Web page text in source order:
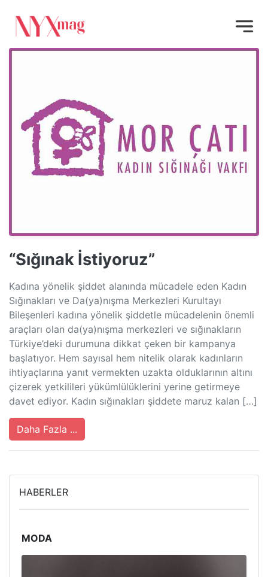
“Sığınak İstiyoruz”
Kadına yönelik şiddet alanında mücadele eden Kadın
Sığınakları ve Da(ya)nışma Merkezleri Kurultayı
Bileşenleri kadına yönelik şiddetle mücadelenin önemli
araçları olan da(ya)nışma merkezleri ve sığınakların
Türkiye’deki durumuna dikkat çeken bir kampanya
başlatıyor. Hem sayısal hem nitelik olarak kadınların
ihtiyaçlarına yanıt vermekten uzakta olduklarının altını
çizerek yetkilileri yükümlülüklerini yerine getirmeye
davet ediyor. Kadın sığınakları şiddete maruz kalan […]
Daha Fazla ...
HABERLER
MODA